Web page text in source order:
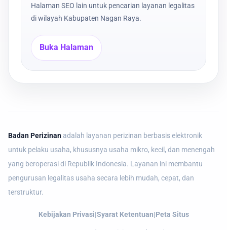
Halaman SEO lain untuk pencarian layanan legalitas
di wilayah Kabupaten Nagan Raya.
Buka Halaman
Badan Perizinan adalah layanan perizinan berbasis elektronik
untuk pelaku usaha, khususnya usaha mikro, kecil, dan menengah
yang beroperasi di Republik Indonesia. Layanan ini membantu
pengurusan legalitas usaha secara lebih mudah, cepat, dan
terstruktur.
Kebijakan Privasi|Syarat Ketentuan|Peta Situs